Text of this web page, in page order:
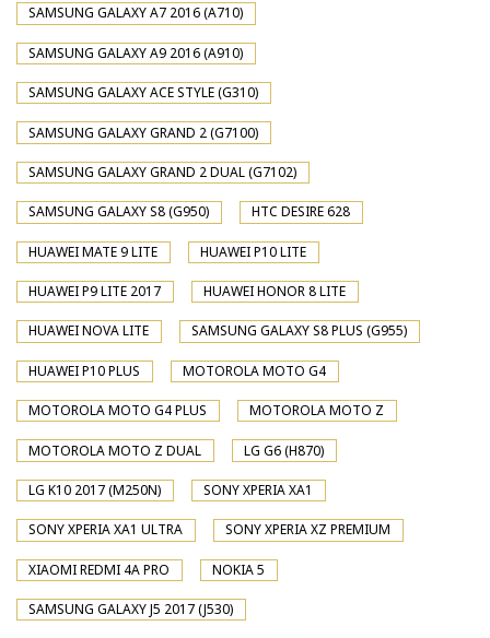
SAMSUNG GALAXY A7 2016 (A710)
SAMSUNG GALAXY A9 2016 (A910)
SAMSUNG GALAXY ACE STYLE (G310)
SAMSUNG GALAXY GRAND 2 (G7100)
SAMSUNG GALAXY GRAND 2 DUAL (G7102)
SAMSUNG GALAXY S8 (G950) HTC DESIRE 628
HUAWEI MATE 9 LITE HUAWEI P10 LITE
HUAWEI P9 LITE 2017 HUAWEI HONOR 8 LITE
HUAWEI NOVA LITE SAMSUNG GALAXY S8 PLUS (G955)
HUAWEI P10 PLUS MOTOROLA MOTO G4
MOTOROLA MOTO G4 PLUS MOTOROLA MOTO Z
MOTOROLA MOTO Z DUAL LG G6 (H870)
LG K10 2017 (M250N) SONY XPERIA XA1
SONY XPERIA XA1 ULTRA SONY XPERIA XZ PREMIUM
XIAOMI REDMI 4A PRO NOKIA 5
SAMSUNG GALAXY J5 2017 (J530)